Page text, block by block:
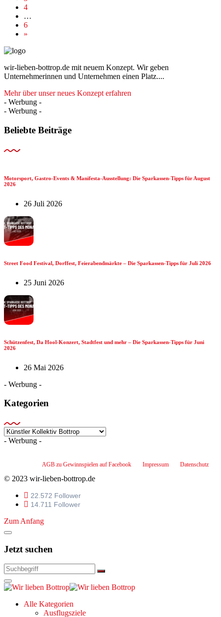
4
…
6
»
wir-lieben-bottrop.de mit neuem Konzept. Wir geben
Unternehmerinnen und Unternehmen einen Platz....
Mehr über unser neues Konzept erfahren
- Werbung -
- Werbung -
Beliebte Beiträge
Motorsport, Gastro-Events & Manifesta-Ausstellung: Die Sparkassen-Tipps für August
2026
26 Juli 2026
Street Food Festival, Dorffest, Feierabendmärkte – Die Sparkassen-Tipps für Juli 2026
25 Juni 2026
Schützenfest, Da Hool-Konzert, Stadtfest und mehr – Die Sparkassen-Tipps für Juni
2026
26 Mai 2026
- Werbung -
Kategorien
Kategorien
- Werbung -
AGB zu Gewinnspielen auf Facebook Impressum Datenschutz
© 2023 wir-lieben-bottrop.de
22.572 Follower
14.711 Follower
Zum Anfang
Jetzt suchen
Alle Kategorien
Ausflugsziele